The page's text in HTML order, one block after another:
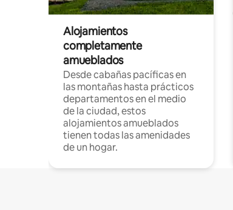
Alojamientos
completamente
amueblados
Desde cabañas pacíficas en
las montañas hasta prácticos
departamentos en el medio
de la ciudad, estos
alojamientos amueblados
tienen todas las amenidades
de un hogar.